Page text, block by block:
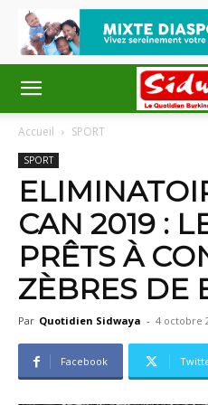
Accueil SPORT
SPORT
CAN 2019 :
PRÊTS À
ZÈBRES DE
Par Quotidien Sidwaya - 4 octobre
Facebook